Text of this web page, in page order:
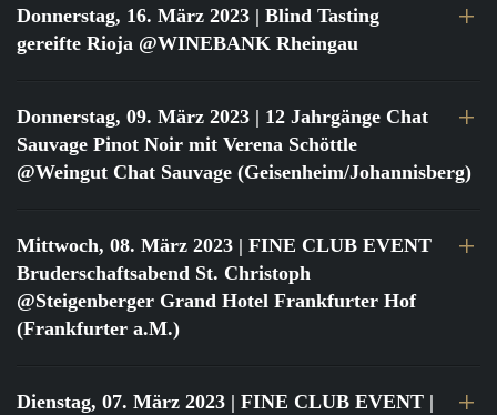
Donnerstag, 16. März 2023 | Blind Tasting
gereifte Rioja @WINEBANK Rheingau
Donnerstag, 09. März 2023 | 12 Jahrgänge Chat
Sauvage Pinot Noir mit Verena Schöttle
@Weingut Chat Sauvage (Geisenheim/Johannisberg)
Mittwoch, 08. März 2023 | FINE CLUB EVENT
Bruderschaftsabend St. Christoph
@Steigenberger Grand Hotel Frankfurter Hof
(Frankfurter a.M.)
Dienstag, 07. März 2023 | FINE CLUB EVENT |